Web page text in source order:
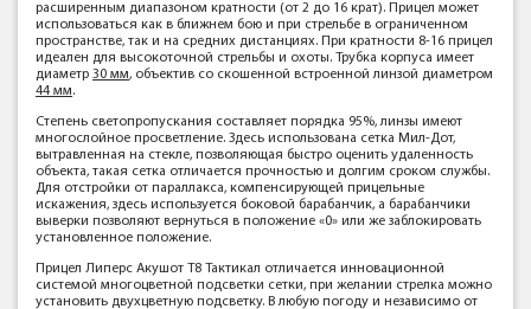
расширенным диапазоном кратности (от 2 до 16 крат). Прицел может
использоваться как в ближнем бою и при стрельбе в ограниченном
пространстве, так и на средних дистанциях. При кратности 8-16 прицел
идеален для высокоточной стрельбы и охоты. Трубка корпуса имеет
диаметр 30 мм, объектив со скошенной встроенной линзой диаметром
44 мм.
Степень светопропускания составляет порядка 95%, линзы имеют
многослойное просветление. Здесь использована сетка Мил-Дот,
вытравленная на стекле, позволяющая быстро оценить удаленность
объекта, такая сетка отличается прочностью и долгим сроком службы.
Для отстройки от параллакса, компенсирующей прицельные
искажения, здесь используется боковой барабанчик, а барабанчики
выверки позволяют вернуться в положение «0» или же заблокировать
установленное положение.
Прицел Липерс Акушот Т8 Тактикал отличается инновационной
системой многоцветной подсветки сетки, при желании стрелка можно
установить двухцветную подсветку. В любую погоду и независимо от